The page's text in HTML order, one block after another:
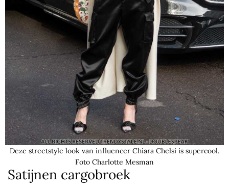
Deze streetstyle look van influencer Chiara Chelsi is supercool.
Foto Charlotte Mesman
Satijnen cargobroek